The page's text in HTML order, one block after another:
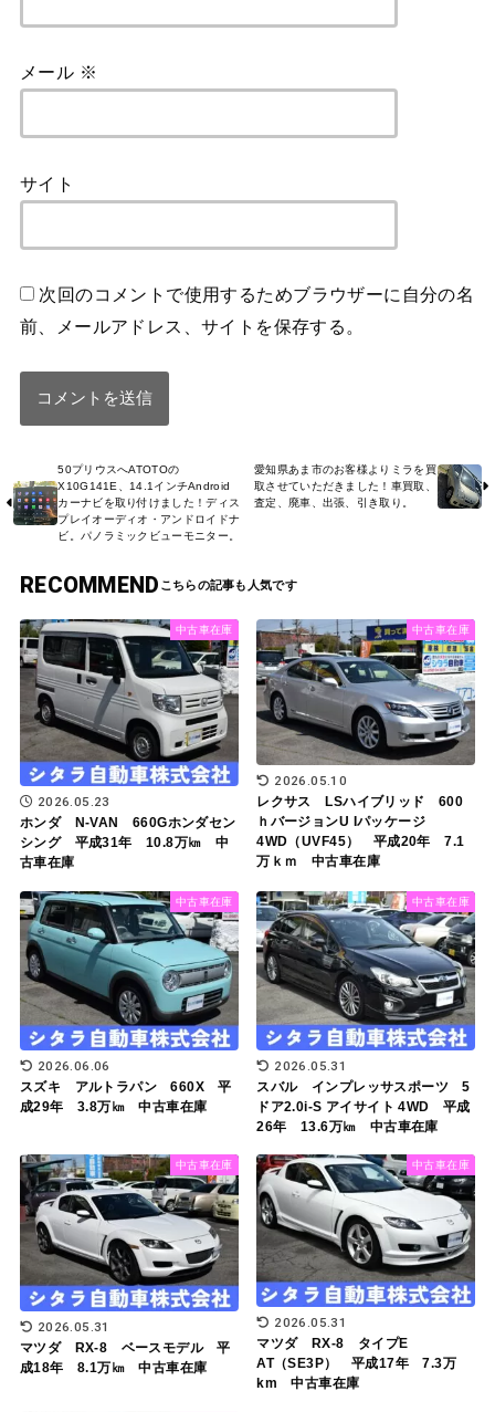
メール ※
サイト
次回のコメントで使用するためブラウザーに自分の名
前、メールアドレス、サイトを保存する。
50プリウスへATOTOの
X10G141E、14.1インチAndroid
カーナビを取り付けました！ディス
プレイオーディオ・アンドロイドナ
ビ。パノラミックビューモニター。
愛知県あま市のお客様よりミラを買
取させていただきました！車買取、
査定、廃車、出張、引き取り。
RECOMMEND
中古車在庫
2026.05.23
ホンダ N-VAN 660Gホンダセン
シング 平成31年 10.8万㎞ 中
古車在庫
中古車在庫
2026.05.10
レクサス LSハイブリッド 600
ｈバージョンU Iパッケージ
4WD（UVF45） 平成20年 7.1
万ｋｍ 中古車在庫
中古車在庫
2026.06.06
スズキ アルトラパン 660X 平
成29年 3.8万㎞ 中古車在庫
中古車在庫
2026.05.31
スバル インプレッサスポーツ 5
ドア2.0i-S アイサイト 4WD 平成
26年 13.6万㎞ 中古車在庫
中古車在庫
2026.05.31
マツダ RX-8 ベースモデル 平
成18年 8.1万㎞ 中古車在庫
中古車在庫
2026.05.31
マツダ RX-8 タイプE
AT（SE3P） 平成17年 7.3万
km 中古車在庫